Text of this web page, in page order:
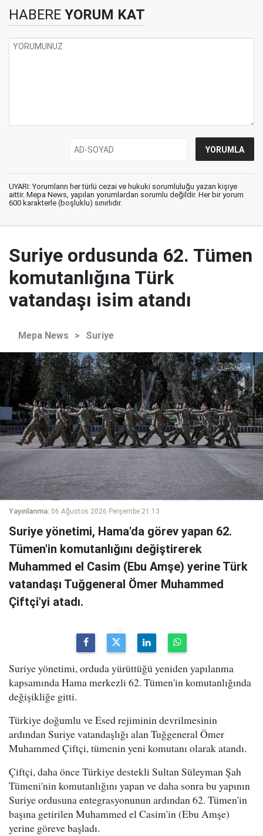
HABERE YORUM KAT
UYARI: Yorumların her türlü cezai ve hukuki sorumluluğu yazan kişiye
aittir. Mepa News, yapılan yorumlardan sorumlu değildir. Her bir yorum
600 karakterle (boşluklu) sınırlıdır.
Suriye ordusunda 62. Tümen
komutanlığına Türk
vatandaşı isim atandı
Mepa News > Suriye
Yayınlanma: 06 Ağustos 2026 Perşembe 21:13
Suriye yönetimi, Hama'da görev yapan 62.
Tümen'in komutanlığını değiştirerek
Muhammed el Casim (Ebu Amşe) yerine Türk
vatandaşı Tuğgeneral Ömer Muhammed
Çiftçi'yi atadı.
Suriye yönetimi, orduda yürüttüğü yeniden yapılanma
kapsamında Hama merkezli 62. Tümen'in komutanlığında
değişikliğe gitti.
Türkiye doğumlu ve Esed rejiminin devrilmesinin
ardından Suriye vatandaşlığı alan Tuğgeneral Ömer
Muhammed Çiftçi, tümenin yeni komutanı olarak atandı.
Çiftçi, daha önce Türkiye destekli Sultan Süleyman Şah
Tümeni'nin komutanlığını yapan ve daha sonra bu yapının
Suriye ordusuna entegrasyonunun ardından 62. Tümen'in
başına getirilen Muhammed el Casim'in (Ebu Amşe)
yerine göreve başladı.